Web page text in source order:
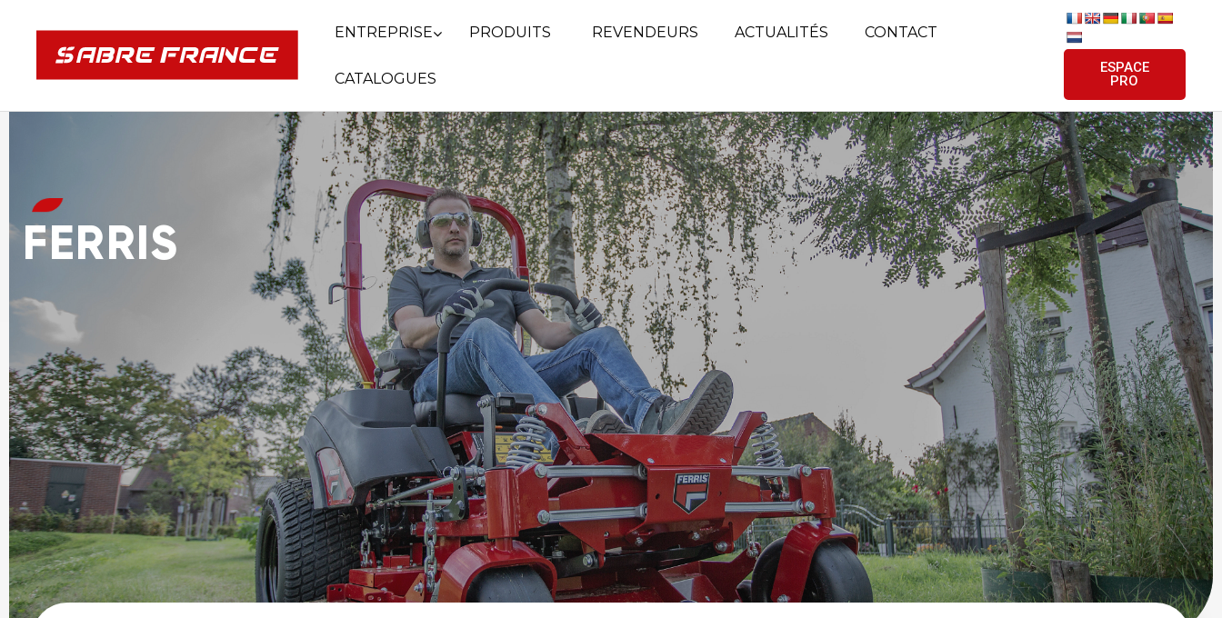
ENTREPRISE PRODUITS REVENDEURS ACTUALITÉS CONTACT
CATALOGUES
ESPACE
PRO
FERRIS